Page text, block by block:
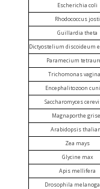
Escherichia coli
Rhodococcus josti
Guillardia theta
Dictyostelium discoideum
Paramecium
Trichomonas
Encephalitozoon
Saccharomyces
Magnaporthe
Arabidopsis
Zea mays
Glycine max
Apis mellifera
Drosophila